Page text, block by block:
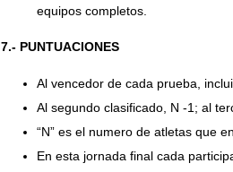
equipos completos.
7.- PUNTUACIONES
Al vencedor de cada prueba,
Al segundo clasificado, N -1; al
“N” es el numero de atletas que
En esta jornada final cada